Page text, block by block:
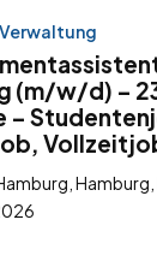
(m/w/d) –
–